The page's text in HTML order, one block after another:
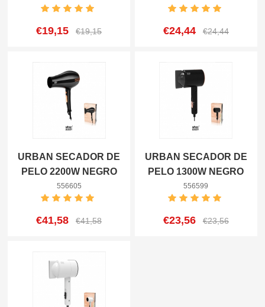
€19,15 €19,15 €24,44 €24,44
URBAN SECADOR DE
PELO 2200W NEGRO
8433962556605
556605
€41,58 €41,58
URBAN SECADOR DE
PELO 1300W NEGRO
8433962556599
556599
€23,56 €23,56